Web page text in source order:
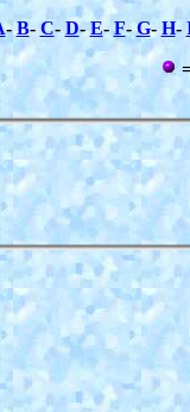
-B- C- D-E-F-G- H-